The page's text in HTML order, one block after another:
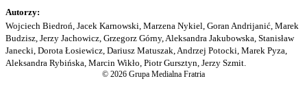
Autorzy:
Wojciech Biedroń, Jacek Karnowski, Marzena Nykiel, Goran Andrijanić, Marek
Budzisz, Jerzy Jachowicz, Grzegorz Górny, Aleksandra Jakubowska, Stanisław
Janecki, Dorota Łosiewicz, Dariusz Matuszak, Andrzej Potocki, Marek Pyza,
Aleksandra Rybińska, Marcin Wikło, Piotr Gursztyn, Jerzy Szmit.
© 2026 Grupa Medialna Fratria